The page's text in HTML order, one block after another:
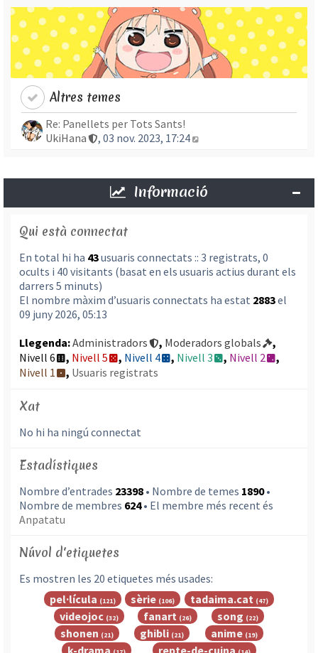
Altres temes
Re: Panellets per Tots Sants!
UkiHana
, 03 nov. 2023, 17:24
Informació
Qui està connectat
En total hi ha 43usuaris connectats :: 3 registrats, 0
ocults i 40 visitants (basat en els usuaris actius durant els
darrers 5 minuts)
El nombre màxim d’usuaris connectats ha estat 2883el
09 juny 2026, 05:13
Llegenda:Administradors , Moderadors globals
,
Nivell 6
, Nivell 5 , Nivell 4 , Nivell 3 , Nivell 2
,
Nivell 1
, Usuaris registrats
Xat
No hi ha ningú connectat
Estadístiques
Nombre d’entrades 23398 • Nombre de temes 1890•
Nombre de membres 624• El membre més recent és
Anpatatu
Núvol d'etiquetes
Es mostren les 20 etiquetes més usades:
pel·lícula (121) sèrie (106) tadaima.cat (47)
videojoc (32) fanart (26) song (22)
shonen (21) ghibli (21) anime (19)
k-drama repte-de-cuina